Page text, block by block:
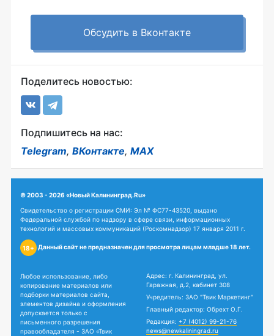
Обсудить в Вконтакте
Поделитесь новостью:
Подпишитесь на нас:
Telegram, ВКонтакте, MAX
© 2003 - 2026 «Новый Калининград.Ru»
Свидетельство о регистрации СМИ: Эл № ФС77-43520, выдано
Федеральной службой по надзору в сфере связи, информационных
технологий и массовых коммуникаций (Роскомнадзор) 17 января 2011 г.
18+ Данный сайт не предназначен для просмотра лицам младше 18 лет.
Любое использование, либо
копирование материалов или
подборки материалов сайта,
элементов дизайна и оформления
допускается только с
письменного разрешения
правообладателя - ЗАО «Твик
Адрес: г. Калининград, ул.
Гаражная, д.2, кабинет 308
Учредитель: ЗАО "Твик Маркетинг"
Главный редактор: Обрехт О.Г.
Редакция: +7 (4012) 99-21-76
news@newkaliningrad.ru